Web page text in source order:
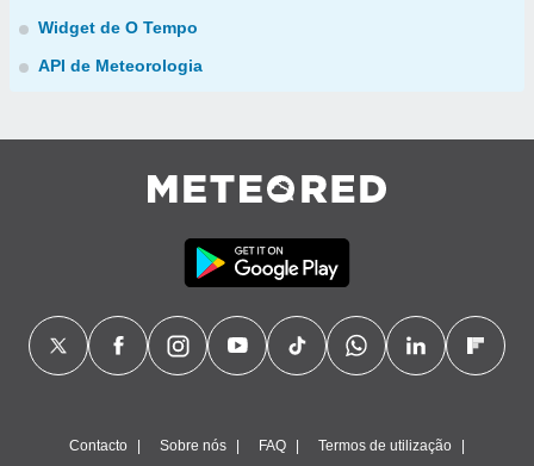
Widget de O Tempo
API de Meteorologia
Contacto Sobre nós FAQ Termos de utilização